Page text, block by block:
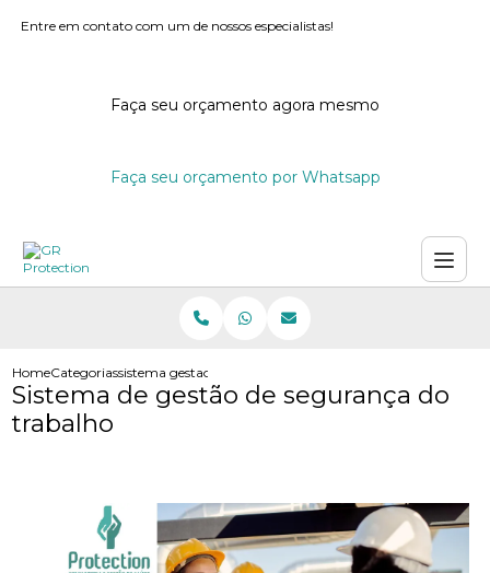
Entre em contato com um de nossos especialistas!
Faça seu orçamento agora mesmo
Faça seu orçamento por Whatsapp
HomeCategoriassistema gestao seguranca do trabalho
Sistema de gestão de segurança do
trabalho